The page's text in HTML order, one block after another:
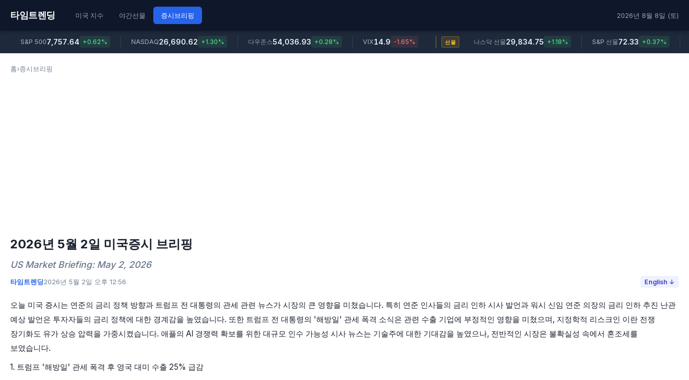
타임트렌딩 미국 지수 야간선물 증시브리핑 2026년 8월 8일 (토)
S&P 5007,757.64 +0.62% NASDAQ26,690.62 +1.30% 다우존스54,036.93 +0.28% VIX14.9 -1.65% 선물 나스닥 선물29,834.75 +1.18% S&P 선물72.33 +0.37%
홈›증시브리핑
2026년 5월 2일 미국증시 브리핑
US Market Briefing: May 2, 2026
타임트렌딩2026년 5월 2일 오후 12:56 English ↓
오늘 미국 증시는 연준의 금리 정책 방향과 트럼프 전 대통령의 관세 관련 뉴스가 시장의 큰 영향을 미쳤습니다. 특히 연준 인사들의 금리 인하 시사 발언과 워시 신임 연준 의장의 금리 인하 추진 난관
예상 발언은 투자자들의 금리 정책에 대한 경계감을 높였습니다. 또한 트럼프 전 대통령의 '해방일' 관세 폭격 소식은 관련 수출 기업에 부정적인 영향을 미쳤으며, 지정학적 리스크인 이란 전쟁
장기화도 유가 상승 압력을 가중시켰습니다. 애플의 AI 경쟁력 확보를 위한 대규모 인수 가능성 시사 뉴스는 기술주에 대한 기대감을 높였으나, 전반적인 시장은 불확실성 속에서 혼조세를
보였습니다.
1. 트럼프 '해방일' 관세 폭격 후 영국 대미 수출 25% 급감